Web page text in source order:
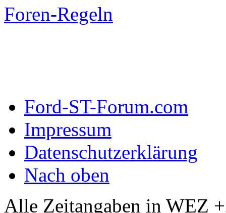
Foren-Regeln
Ford-ST-Forum.com
Impressum
Datenschutzerklärung
Nach oben
Alle Zeitangaben in WEZ